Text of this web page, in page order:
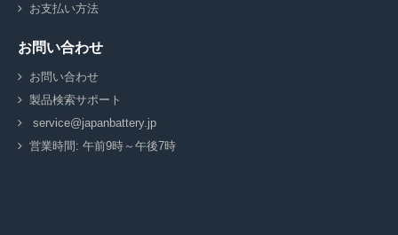
お支払い方法
お問い合わせ
お問い合わせ
製品検索サポート
service@japanbattery.jp
営業時間: 午前9時～午後7時